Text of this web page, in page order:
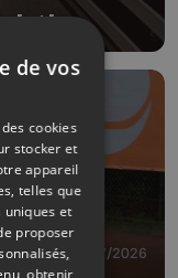
08/07/2026
de vos
cookies
stocker et
appareil
telles que
uniques et
proposer
obtenir